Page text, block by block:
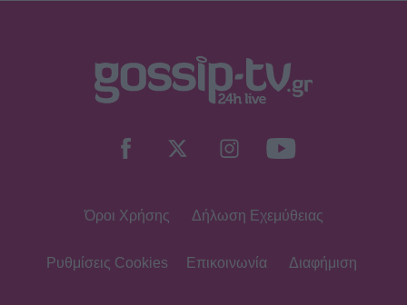
Θα αναγνώριζες την Εβελίνα
ανάρτηση και το μήνυμα με
από τα Bora Bora - H χειροποίητη
Όροι Χρήσης Δήλωση Εχεμύθειας
Ρυθμίσεις Cookies Επικοινωνία Διαφήμιση